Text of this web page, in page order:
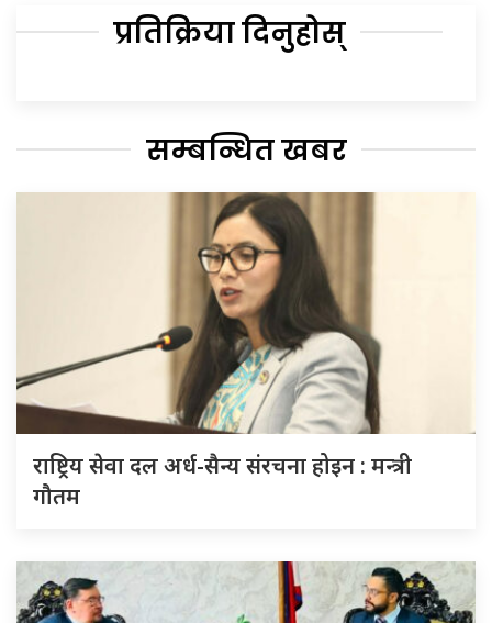
प्रतिक्रिया दिनुहोस्
सम्बन्धित खबर
राष्ट्रिय सेवा दल अर्ध-सैन्य संरचना होइन : मन्त्री
गौतम